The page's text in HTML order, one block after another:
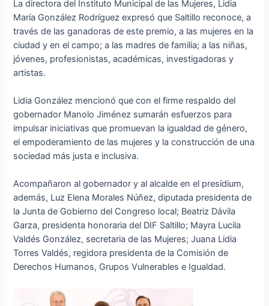
La directora del Instituto Municipal de las Mujeres, Lidia
María González Rodríguez expresó que Saltillo reconoce, a
través de las ganadoras de este premio, a las mujeres en la
ciudad y en el campo; a las madres de familia; a las niñas,
jóvenes, profesionistas, académicas, investigadoras y
artistas.
Lidia González mencionó que con el firme respaldo del
gobernador Manolo Jiménez sumarán esfuerzos para
impulsar iniciativas que promuevan la igualdad de género,
el empoderamiento de las mujeres y la construcción de una
sociedad más justa e inclusiva.
Acompañaron al gobernador y al alcalde en el presídium,
además, Luz Elena Morales Núñez, diputada presidenta de
la Junta de Gobierno del Congreso local; Beatriz Dávila
Garza, presidenta honoraria del DIF Saltillo; Mayra Lucila
Valdés González, secretaria de las Mujeres; Juana Lidia
Torres Valdés, regidora presidenta de la Comisión de
Derechos Humanos, Grupos Vulnerables e Igualdad.